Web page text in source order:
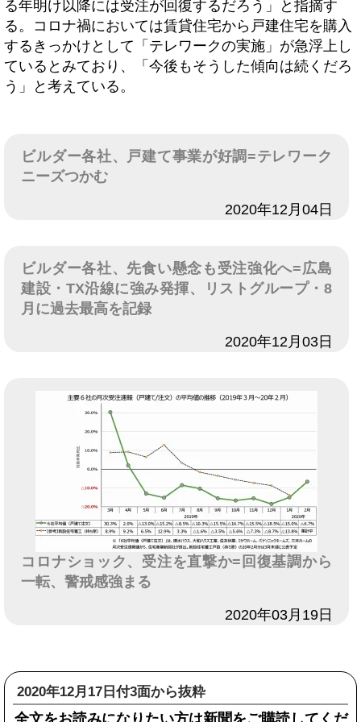
る年明け以降には受注が回復するだろう」と指摘す
る。コロナ禍においては賃貸住宅から戸建住宅を購入
するきっかけとして「テレワークの実施」が急浮上し
ているとみており、「今後もそうした傾向は続くだろ
う」と考えている。
ビルダー各社、戸建て事業が好調=テレワーク
ニーズつかむ
2020年12月04日
ビルダー各社、先食い懸念も受注強化へ=広島
建設・TX沿線に強み発揮、リストグループ・8
月に過去最高を記録
2020年12月03日
コロナショック、受注を直撃か=回復基調から
一転、警戒感強まる
2020年03月19日
2020年12月17日付3面から抜粋
全文をお読みになりたい方は新聞をご購読してくだ